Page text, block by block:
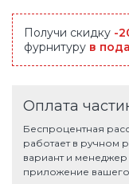
Получи скидку -
фурнитуру в
Оплата
Беспроцентная
работает в ручном
вариант и
приложение